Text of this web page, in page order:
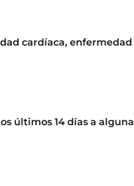
cardíaca,
últimos 14 días a